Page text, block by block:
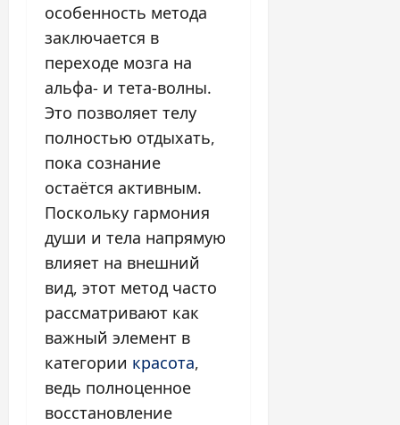
особенность метода
заключается в
переходе мозга на
альфа- и тета-волны.
Это позволяет телу
полностью отдыхать,
пока сознание
остаётся активным.
Поскольку гармония
души и тела напрямую
влияет на внешний
вид, этот метод часто
рассматривают как
важный элемент в
категории красота,
ведь полноценное
восстановление